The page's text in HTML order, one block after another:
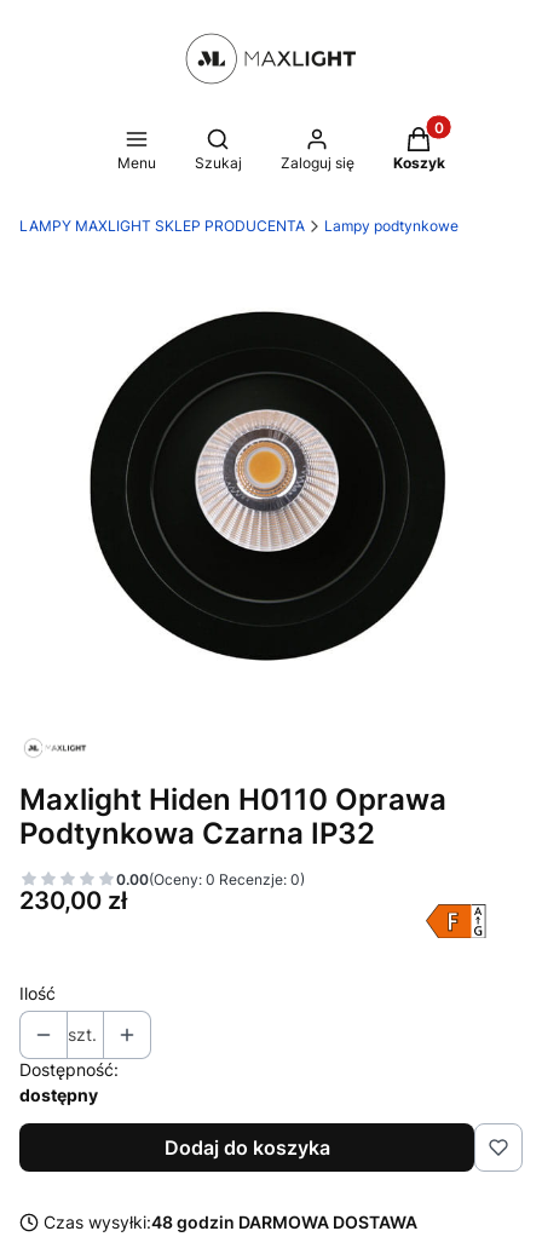
Menu
Otwórz wyszukiwarkę
Szukaj Zaloguj się
Produkty w
Koszyk
LAMPY MAXLIGHT SKLEP PRODUCENTA Lampy podtynkowe
Maxlight Hiden H0110 Oprawa
Podtynkowa Czarna IP32
0.00(Oceny: 0 Recenzje: 0)
Cena
230,00 zł
Ilość
szt.
Dostępność:
dostępny
Dodaj do koszyka
Czas wysyłki:48 godzin DARMOWA DOSTAWA